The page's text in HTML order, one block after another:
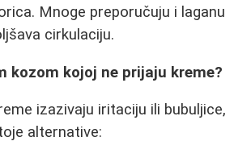
Mnoge preporučuju i laganu
cirkulaciju.
kozom kojoj ne prijaju kreme?
izazivaju iritaciju ili bubuljice,
alternative: